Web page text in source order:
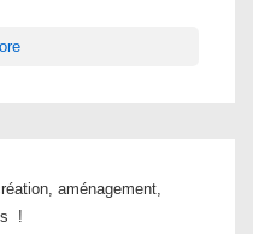
aménagement,
!